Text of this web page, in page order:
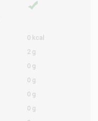
0 kcal
2 g
0 g
0 g
0 g
0 g